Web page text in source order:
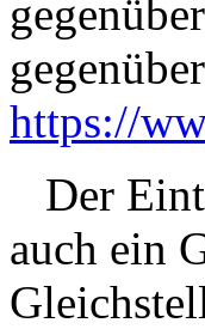
https://
Der
auch ein